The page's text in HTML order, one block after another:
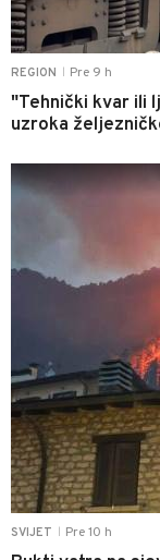
REGION Pre 9 h
"Tehnički kvar ili
uzroka
SVIJET Pre 10 h